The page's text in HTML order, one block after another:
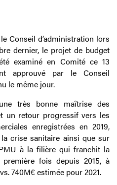
Conseil d’administration lors
dernier, le projet de budget
examiné en Comité ce 13
approuvé par le Conseil
le même jour.
très bonne maîtrise des
un retour progressif vers les
enregistrées en 2019,
crise sanitaire ainsi que sur
à la filière qui franchit la
fois depuis 2015, à
740M€ estimée pour 2021.